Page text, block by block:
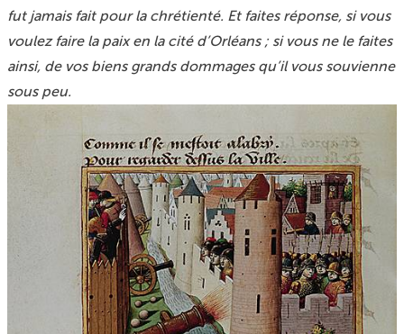
fut jamais fait pour la chrétienté. Et faites réponse, si vous
voulez faire la paix en la cité d’Orléans ; si vous ne le faites
ainsi, de vos biens grands dommages qu’il vous souvienne
sous peu.